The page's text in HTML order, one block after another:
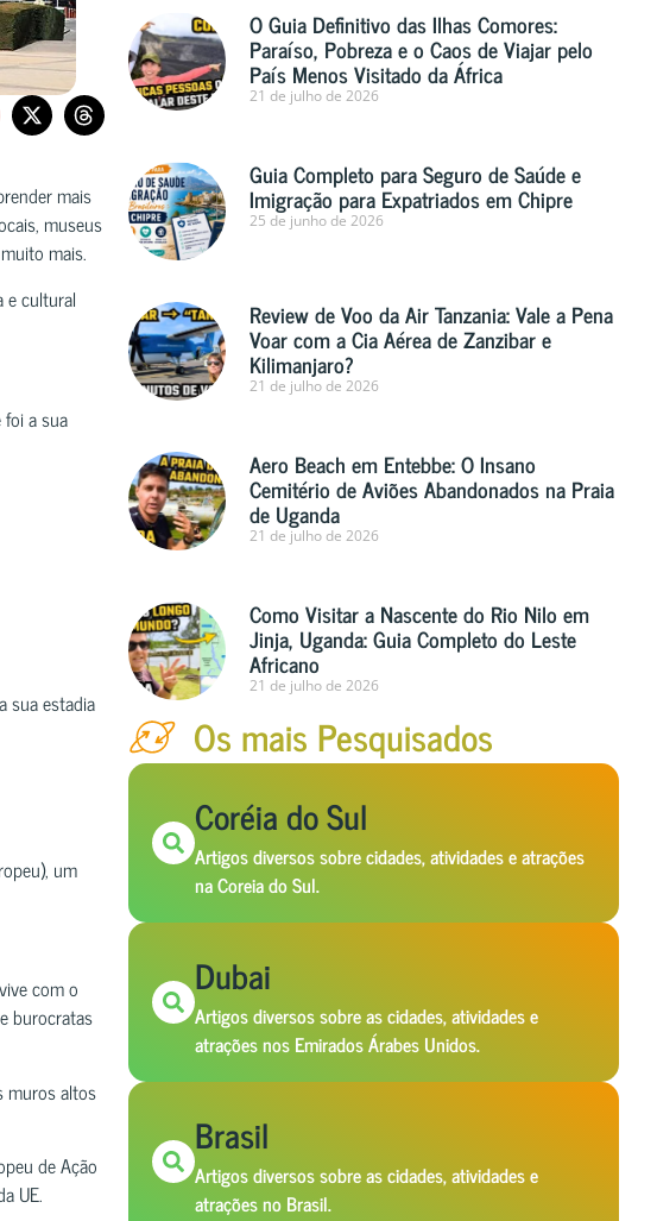
mais
museus
mais.
e cultural
a sua
sua estadia
um
com o
burocratas
muros altos
de Ação
UE.
O Guia Definitivo das Ilhas Comores:
Paraíso, Pobreza e o Caos de Viajar pelo
País Menos Visitado da África
21 de julho de 2026
Guia Completo para Seguro de Saúde e
Imigração para Expatriados em Chipre
25 de junho de 2026
Review de Voo da Air Tanzania: Vale a Pena
Voar com a Cia Aérea de Zanzibar e
Kilimanjaro?
21 de julho de 2026
Aero Beach em Entebbe: O Insano
Cemitério de Aviões Abandonados na Praia
de Uganda
21 de julho de 2026
Como Visitar a Nascente do Rio Nilo em
Jinja, Uganda: Guia Completo do Leste
Africano
21 de julho de 2026
Os mais Pesquisados
Coréia do Sul
Artigos diversos sobre cidades, atividades e atrações
na Coreia do Sul.
Dubai
Artigos diversos sobre as cidades, atividades e
atrações nos Emirados Árabes Unidos.
Brasil
Artigos diversos sobre as cidades, atividades e
atrações no Brasil.